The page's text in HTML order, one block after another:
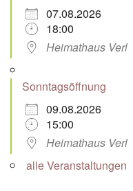
07.08.2026
18:00
Heimathaus Verl
Sonntagsöffnung
09.08.2026
15:00
Heimathaus Verl
alle Veranstaltungen